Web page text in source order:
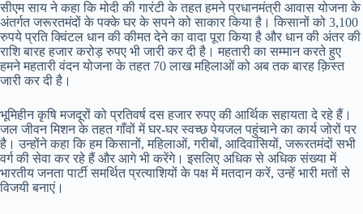
सीएम साय ने कहा कि मोदी की गारंटी के तहत हमने प्रधानमंत्री आवास योजना के
अंतर्गत जरूरतमंदों के पक्के घर के सपने को साकार किया है। किसानों को 3,100
रुपये प्रति क्विंटल धान की कीमत देने का वादा पूरा किया है और धान की अंतर की
राशि बारह हजार करोड़ रुपए भी जारी कर दी है। महतारी का सम्मान करते हुए
हमने महतारी वंदन योजना के तहत 70 लाख महिलाओं को अब तक बारह क़िस्त
जारी कर दी है।
भूमिहीन कृषि मजदूरों को प्रतिवर्ष दस हजार रुपए की आर्थिक सहायता दे रहे हैं।
जल जीवन मिशन के तहत गाँवों में घर-घर स्वच्छ पेयजल पहुंचाने का कार्य जोरों पर
है। उन्होंने कहा कि हम किसानों, महिलाओं, गरीबों, आदिवासियों, जरूरतमंदों सभी
वर्ग की सेवा कर रहे हैं और आगे भी करेंगे। इसलिए अधिक से अधिक संख्या में
भारतीय जनता पार्टी समर्थित प्रत्याशियों के पक्ष में मतदान करें, उन्हें भारी मतों से
विजयी बनाएं।